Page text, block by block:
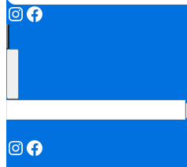
Instagram
Facebook
Instagram
Facebook